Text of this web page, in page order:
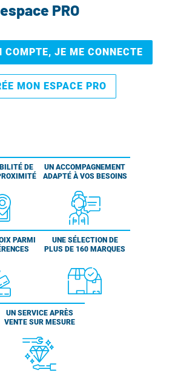
espace PRO
COMPTE, JE ME CONNECTE
MON ESPACE PRO
DE
UN ACCOMPAGNEMENT
ADAPTÉ À VOS BESOINS
PARMI
UNE SÉLECTION DE
PLUS DE 160 MARQUES
UN SERVICE APRÈS
VENTE SUR MESURE